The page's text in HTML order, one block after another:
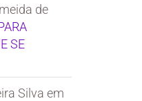
de
SE
Silva em